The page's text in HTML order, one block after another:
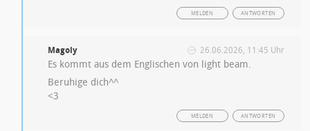
ANTWORTEN
MELDEN
Magoly 26.06.2026, 11:45 Uhr
Es kommt aus dem Englischen von light beam.
Beruhige dich^^
<3
ANTWORTEN
MELDEN